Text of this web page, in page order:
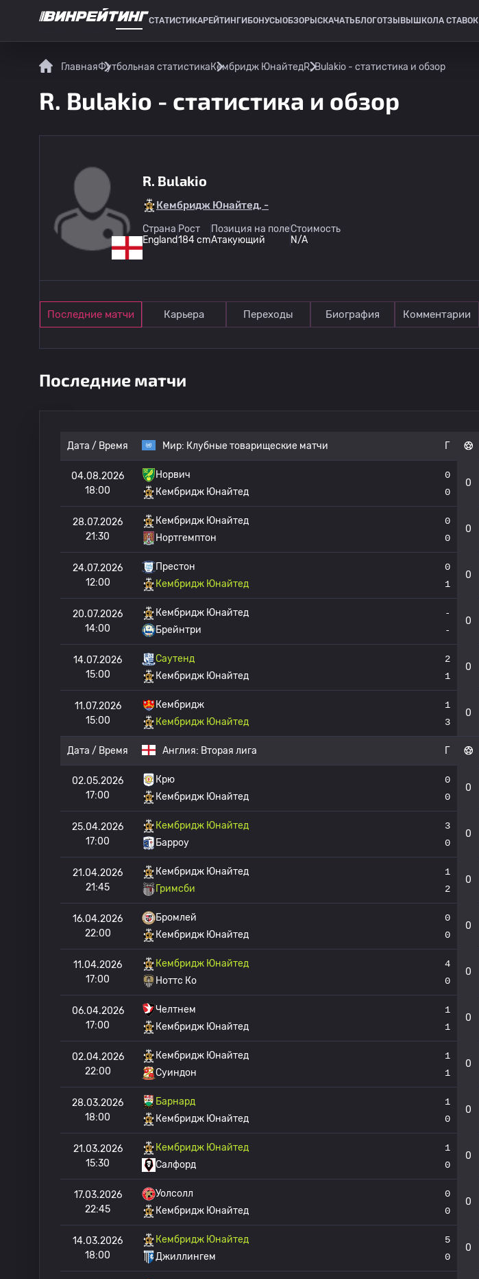
СТАТИСТИКАРЕЙТИНГИ БОНУСЫ ОБЗОРЫ СКАЧАТЬ БЛОГОТЗЫВЫ ШКОЛА СТАВОК
ГлавнаяФутбольная статистикаКембридж ЮнайтедR. Bulakio - статистика и обзор
R. Bulakio - статистика и обзор
R. Bulakio
Кембридж Юнайтед, -
Страна
England
Рост
184 cm
Позиция на поле
Атакующий
Стоимость
N/A
Последние матчи Карьера Переходы Биография Комментарии
Последние матчи
Дата / Время Мир: Клубные товарищеские матчи Г
04.08.2026
18:00
Норвич
Кембридж Юнайтед
0
0
0
28.07.2026
21:30
Кембридж Юнайтед
Нортгемптон
0
0
0
24.07.2026
12:00
Престон
Кембридж Юнайтед
0
1
0
20.07.2026
14:00
Кембридж Юнайтед
Брейнтри
-
-
0
14.07.2026
15:00
Саутенд
Кембридж Юнайтед
2
1
0
11.07.2026
15:00
Кембридж
Кембридж Юнайтед
1
3
0
Дата / Время Англия: Вторая лига Г
02.05.2026
17:00
Крю
Кембридж Юнайтед
0
0
0
25.04.2026
17:00
Кембридж Юнайтед
Барроу
3
0
0
21.04.2026
21:45
Кембридж Юнайтед
Гримсби
1
2
0
16.04.2026
22:00
Бромлей
Кембридж Юнайтед
0
0
0
11.04.2026
17:00
Кембридж Юнайтед
Ноттс Ко
4
0
0
06.04.2026
17:00
Челтнем
Кембридж Юнайтед
1
1
0
02.04.2026
22:00
Кембридж Юнайтед
Суиндон
1
1
0
28.03.2026
18:00
Барнард
Кембридж Юнайтед
1
0
0
21.03.2026
15:30
Кембридж Юнайтед
Салфорд
1
0
0
17.03.2026
22:45
Уолсолл
Кембридж Юнайтед
0
0
0
14.03.2026
18:00
Кембридж Юнайтед
Джиллингем
5
0
0